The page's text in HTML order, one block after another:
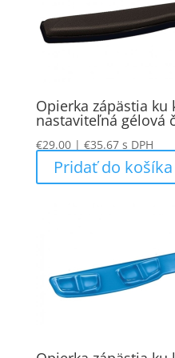
Opierka zápästia ku
nastaviteľná gélová
€29.00 | €35.67s DPH
Pridať do košíka